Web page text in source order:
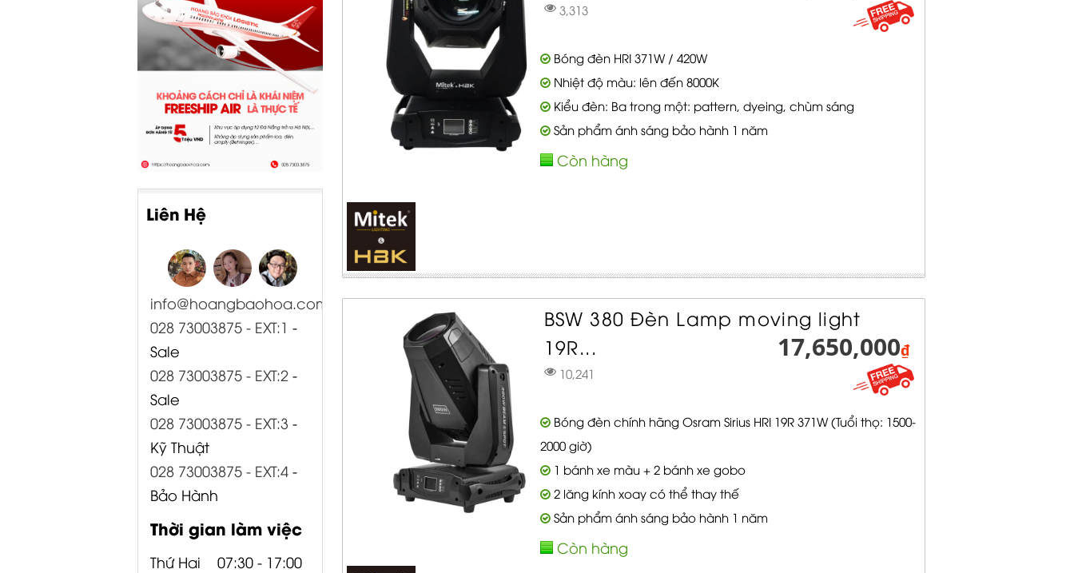
Liên Hệ
info@hoangbaohoa.com
028 73003875 - EXT:1 -
Sale
028 73003875 - EXT:2 -
Sale
028 73003875 - EXT:3 -
Kỹ Thuật
028 73003875 - EXT:4 -
Bảo Hành
Thời gian làm việc
Thứ Hai
07:30 - 17:00
3,313
Bóng đèn HRI 371W / 420W
Nhiệt độ màu: lên đến 8000K
Kiểu đèn: Ba trong một: pattern, dyeing, chùm sáng
Sản phẩm ánh sáng bảo hành 1 năm
Còn hàng
BSW 380 Đèn Lamp moving light
19R...
10,241
17,650,000₫
Bóng đèn chính hãng Osram Sirius HRI 19R 371W (Tuổi thọ: 1500-
2000 giờ)
1 bánh xe màu + 2 bánh xe gobo
2 lăng kính xoay có thể thay thế
Sản phẩm ánh sáng bảo hành 1 năm
Còn hàng